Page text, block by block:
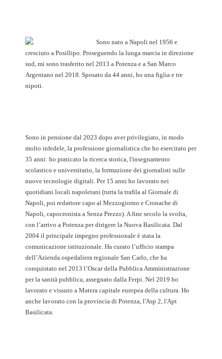
Sono nato a Napoli nel 1956 e
cresciuto a Posillipo. Proseguendo la lunga marcia in direzione
sud, mi sono trasferito nel 2013 a Potenza e a San Marco
Argentano nel 2018. Sposato da 44 anni, ho una figlia e tre
nipoti.
Sono in pensione dal 2023 dopo aver privilegiato, in modo
molto infedele, la professione giornalistica che ho esercitato per
35 anni: ho praticato la ricerca storica, l'insegnamento
scolastico e universitario, la formazione dei giornalisti sulle
nuove tecnologie digitali. Per 15 anni ho lavorato nei
quotidiani locali napoletani (tutta la trafila al Giornale di
Napoli, poi redattore capo al Mezzogiorno e Cronache di
Napoli, capocronista a Senza Prezzo). A fine secolo la svolta,
con l’arrivo a Potenza per dirigere la Nuova Basilicata. Dal
2004 il principale impegno professionale è stata la
comunicazione istituzionale. Ha curato l’ufficio stampa
dell’Azienda ospedaliera regionale San Carlo, che ha
conquistato nel 2013 l’Oscar della Pubblica Amministrazione
per la sanità pubblica, assegnato dalla Ferpi. Nel 2019 ho
lavorato e vissuto a Matera capitale europea della cultura. Ho
anche lavorato con la provincia di Potenza, l'Asp 2, l'Apt
Basilicata.